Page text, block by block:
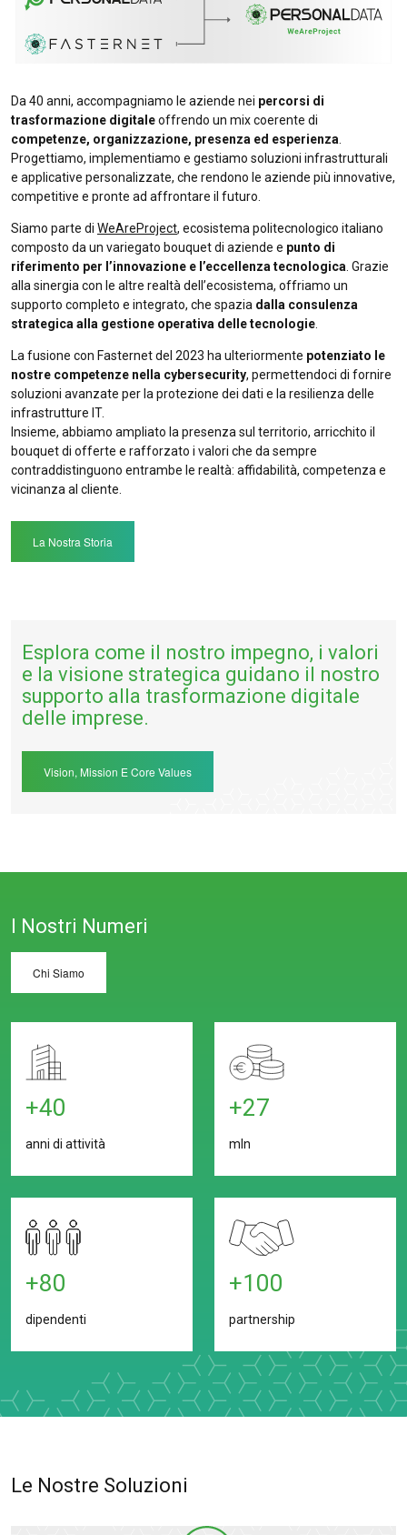
Da 40 anni, accompagniamo le aziende nei percorsi di
trasformazione digitaleoffrendo un mix coerente di
competenze, organizzazione, presenza ed esperienza.
Progettiamo, implementiamo e gestiamo soluzioni infrastrutturali
e applicative personalizzate, che rendono le aziende più innovative,
competitive e pronte ad affrontare il futuro.
Siamo parte di WeAreProject, ecosistema politecnologico italiano
composto da un variegato bouquet di aziende e punto di
riferimento per l’innovazione e l’eccellenza tecnologica. Grazie
alla sinergia con le altre realtà dell’ecosistema, offriamo un
supporto completo e integrato, che spazia dalla consulenza
strategica alla gestione operativa delle tecnologie.
La fusione con Fasternet del 2023 ha ulteriormente potenziato le
nostre competenze nella cybersecurity, permettendoci di fornire
soluzioni avanzate per la protezione dei dati e la resilienza delle
infrastrutture IT.
Insieme, abbiamo ampliato la presenza sul territorio, arricchito il
bouquet di offerte e rafforzato i valori che da sempre
contraddistinguono entrambe le realtà: affidabilità, competenza e
vicinanza al cliente.
La Nostra Storia
Esplora come il nostro impegno, i valori
e la visione strategica guidano il nostro
supporto alla trasformazione digitale
delle imprese.
Vision, Mission E Core Values
I Nostri Numeri
Chi Siamo
+40
anni di attività
+27
mln
+80
dipendenti
+100
partnership
Le Nostre Soluzioni